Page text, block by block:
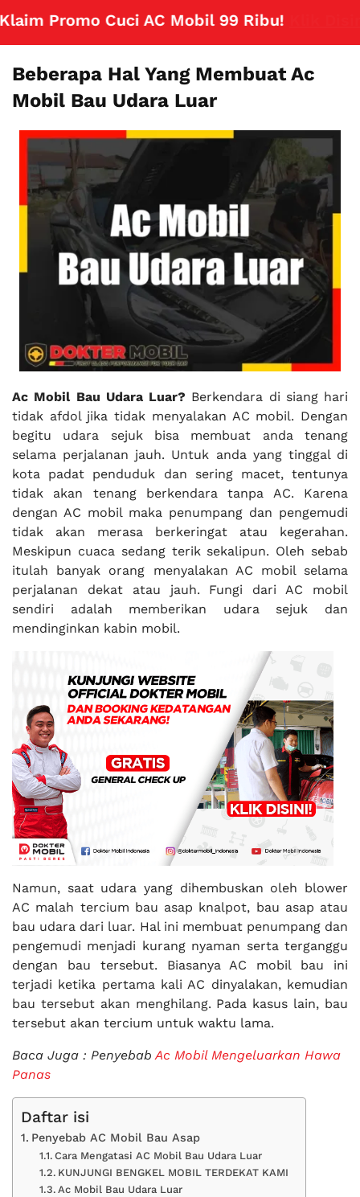
Promo Cuci AC Mobil 99 Ribu!Klik Disini
Beberapa Hal Yang Membuat Ac
Mobil Bau Udara Luar
Ac Mobil Bau Udara Luar? Berkendara di siang hari
tidak afdol jika tidak menyalakan AC mobil. Dengan
begitu udara sejuk bisa membuat anda tenang
selama perjalanan jauh. Untuk anda yang tinggal di
kota padat penduduk dan sering macet, tentunya
tidak akan tenang berkendara tanpa AC. Karena
dengan AC mobil maka penumpang dan pengemudi
tidak akan merasa berkeringat atau kegerahan.
Meskipun cuaca sedang terik sekalipun. Oleh sebab
itulah banyak orang menyalakan AC mobil selama
perjalanan dekat atau jauh. Fungi dari AC mobil
sendiri adalah memberikan udara sejuk dan
mendinginkan kabin mobil.
Namun, saat udara yang dihembuskan oleh blower
AC malah tercium bau asap knalpot, bau asap atau
bau udara dari luar. Hal ini membuat penumpang dan
pengemudi menjadi kurang nyaman serta terganggu
dengan bau tersebut. Biasanya AC mobil bau ini
terjadi ketika pertama kali AC dinyalakan, kemudian
bau tersebut akan menghilang. Pada kasus lain, bau
tersebut akan tercium untuk waktu lama.
Baca Juga : PenyebabAc Mobil Mengeluarkan Hawa
Panas
Daftar isi
Penyebab AC Mobil Bau Asap
Cara Mengatasi AC Mobil Bau Udara Luar
KUNJUNGI BENGKEL MOBIL TERDEKAT KAMI
Ac Mobil Bau Udara Luar